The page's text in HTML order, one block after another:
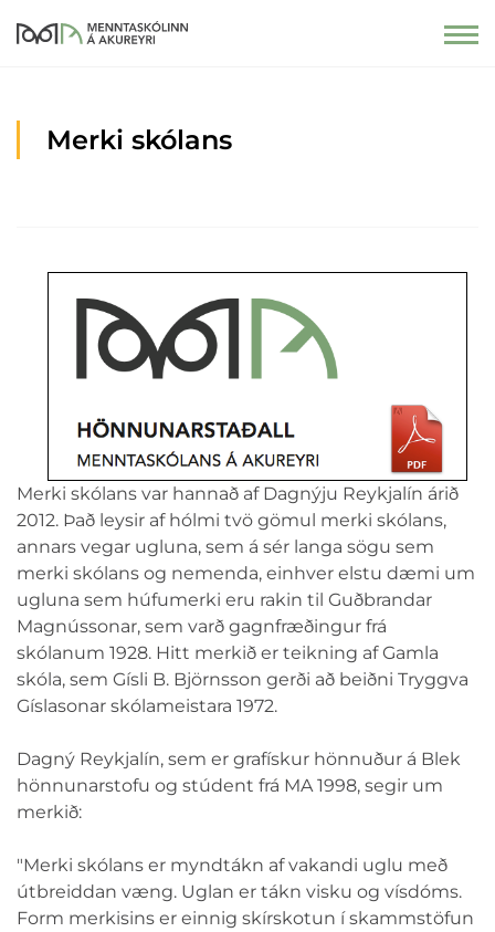
Merki skólans
Merki skólans var hannað af Dagnýju Reykjalín árið
2012. Það leysir af hólmi tvö gömul merki skólans,
annars vegar ugluna, sem á sér langa sögu sem
merki skólans og nemenda, einhver elstu dæmi um
ugluna sem húfumerki eru rakin til Guðbrandar
Magnússonar, sem varð gagnfræðingur frá
skólanum 1928. Hitt merkið er teikning af Gamla
skóla, sem Gísli B. Björnsson gerði að beiðni Tryggva
Gíslasonar skólameistara 1972.
Dagný Reykjalín, sem er grafískur hönnuður á Blek
hönnunarstofu og stúdent frá MA 1998, segir um
merkið:
"Merki skólans er myndtákn af vakandi uglu með
útbreiddan væng. Uglan er tákn visku og vísdóms.
Form merkisins er einnig skírskotun í skammstöfun